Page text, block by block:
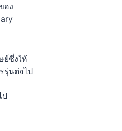
อง
ย์ซึ่งให้
รุ่นต่อไป
ป